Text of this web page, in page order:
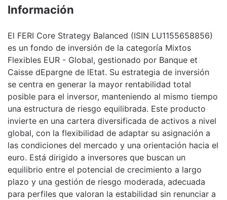
Información
El FERI Core Strategy Balanced (ISIN LU1155658856)
es un fondo de inversión de la categoría Mixtos
Flexibles EUR - Global, gestionado por Banque et
Caisse dEpargne de lEtat. Su estrategia de inversión
se centra en generar la mayor rentabilidad total
posible para el inversor, manteniendo al mismo tiempo
una estructura de riesgo equilibrada. Este producto
invierte en una cartera diversificada de activos a nivel
global, con la flexibilidad de adaptar su asignación a
las condiciones del mercado y una orientación hacia el
euro. Está dirigido a inversores que buscan un
equilibrio entre el potencial de crecimiento a largo
plazo y una gestión de riesgo moderada, adecuada
para perfiles que valoran la estabilidad sin renunciar a